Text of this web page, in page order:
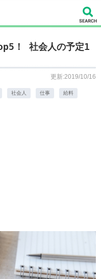
！ 社会人の予定1
更新:2019/10/16
社会人 仕事 給料